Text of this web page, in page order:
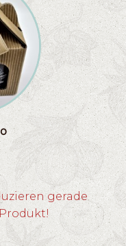
gerade